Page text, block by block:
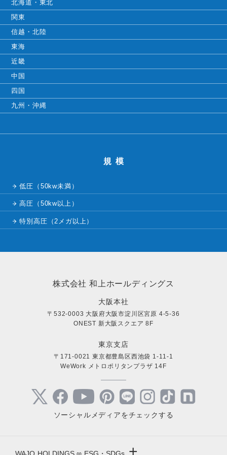
北海道・東北
関東
信越・北陸
東海
近畿
中国
四国
九州・沖縄
規模
低圧（50kw未満）
高圧（50kw以上）
特別高圧（2メガ以上）
株式会社 和上ホールディングス
大阪本社
〒532-0003 大阪府大阪市淀川区宮原 4-5-36
ONEST 新大阪スクエア 8F
東京支店
〒171-0021 東京都豊島区西池袋 1-11-1
WeWork メトロポリタンプラザ 14F
ソーシャルメディアをチェックする
+